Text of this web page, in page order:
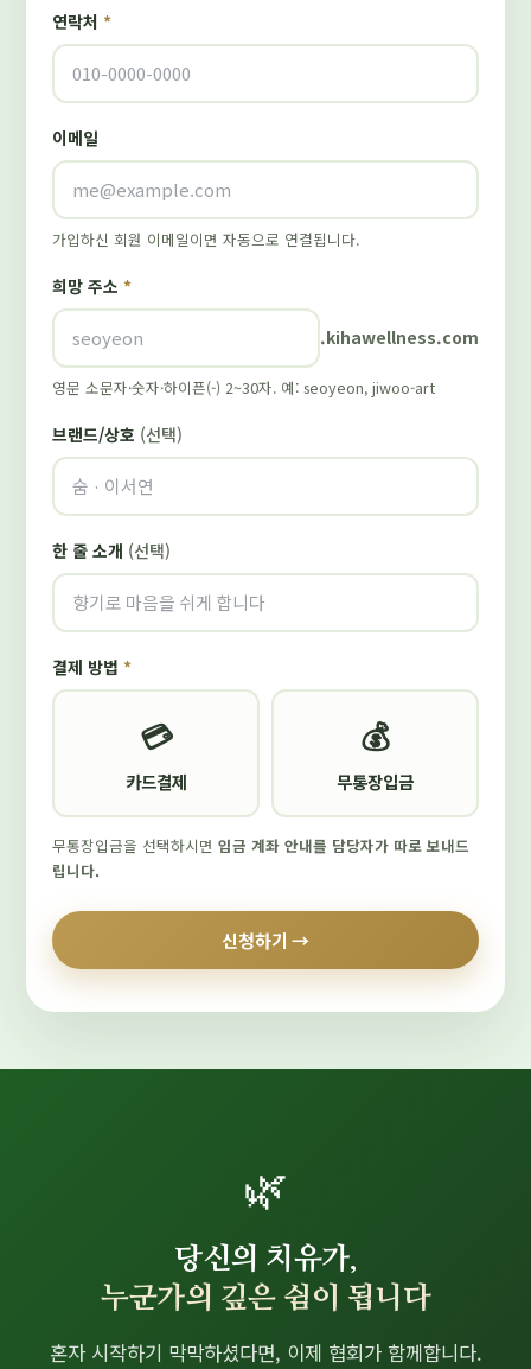
연락처 *
이메일
가입하신 회원 이메일이면 자동으로 연결됩니다.
희망 주소 *
.kihawellness.com
영문 소문자·숫자·하이픈(-) 2~30자. 예: seoyeon, jiwoo-art
브랜드/상호 (선택)
한 줄 소개 (선택)
결제 방법 *
💳
카드결제
💰
무통장입금
무통장입금을 선택하시면 입금 계좌 안내를 담당자가 따로 보내드
립니다.
신청하기 →
🌿
당신의 치유가,
누군가의 깊은 쉼이 됩니다
혼자 시작하기 막막하셨다면, 이제 협회가 함께합니다.